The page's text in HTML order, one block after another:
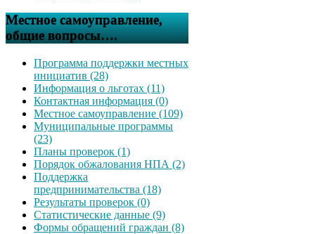
Местное самоуправление,
общие вопросы….
Программа поддержки местных
инициатив (28)
Информация о льготах (11)
Контактная информация (0)
Местное самоуправление (109)
Муниципальные программы
(23)
Планы проверок (1)
Порядок обжалования НПА (2)
Поддержка
предпринимательства (18)
Результаты проверок (0)
Статистические данные (9)
Формы обращений граждан (8)